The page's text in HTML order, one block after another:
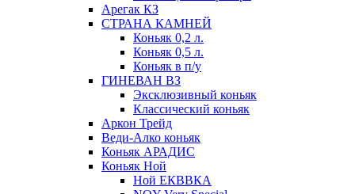
Арегак КЗ
СТРАНА КАМНЕЙ
Коньяк 0,2 л.
Коньяк 0,5 л.
Коньяк в п/у
ГИНЕВАН ВЗ
Эксклюзивный коньяк
Классический коньяк
Аркон Трейд
Веди-Алко коньяк
Коньяк АРАДИС
Коньяк Ной
Ной ЕКВВКА